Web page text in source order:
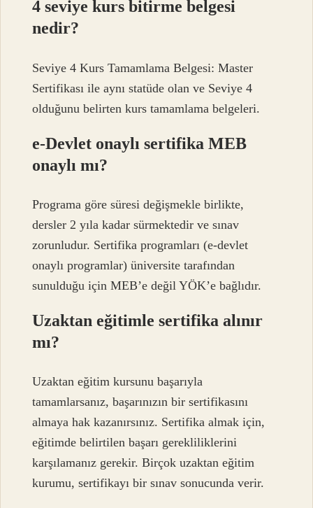
4 seviye kurs bitirme belgesi
nedir?
Seviye 4 Kurs Tamamlama Belgesi: Master
Sertifikası ile aynı statüde olan ve Seviye 4
olduğunu belirten kurs tamamlama belgeleri.
e-Devlet onaylı sertifika MEB
onaylı mı?
Programa göre süresi değişmekle birlikte,
dersler 2 yıla kadar sürmektedir ve sınav
zorunludur. Sertifika programları (e-devlet
onaylı programlar) üniversite tarafından
sunulduğu için MEB’e değil YÖK’e bağlıdır.
Uzaktan eğitimle sertifika alınır
mı?
Uzaktan eğitim kursunu başarıyla
tamamlarsanız, başarınızın bir sertifikasını
almaya hak kazanırsınız. Sertifika almak için,
eğitimde belirtilen başarı gerekliliklerini
karşılamanız gerekir. Birçok uzaktan eğitim
kurumu, sertifikayı bir sınav sonucunda verir.